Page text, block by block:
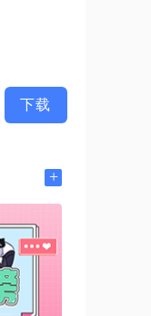
下载
+